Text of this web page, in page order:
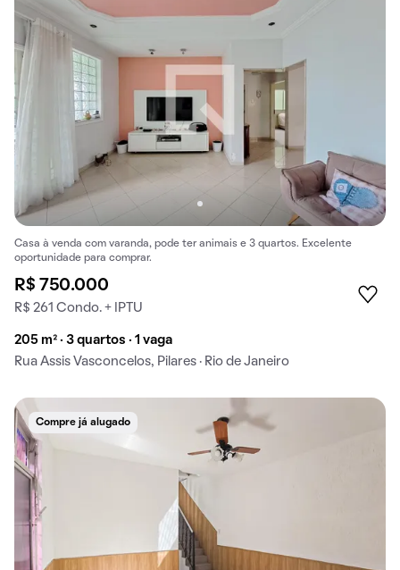
Casa à venda com varanda, pode ter animais e 3 quartos. Excelente
oportunidade para comprar.
R$ 750.000
R$ 261 Condo. + IPTU
205 m² · 3 quartos · 1 vaga
Rua Assis Vasconcelos, Pilares · Rio de Janeiro
Compre já alugado